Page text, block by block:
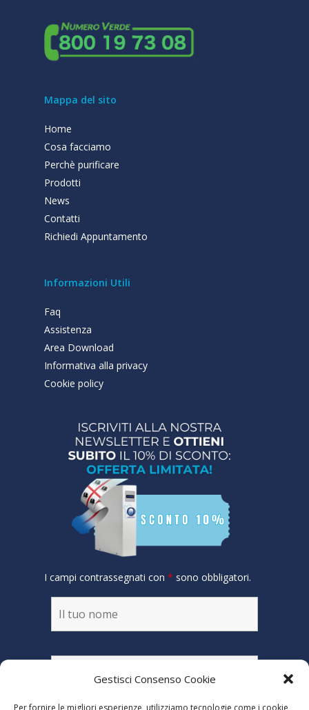
Gestisci Consenso Cookie
Per fornire le migliori esperienze, utilizziamo tecnologie come i cookie
Mappa del sito
Home
Cosa facciamo
Perchè purificare
Prodotti
News
Contatti
Richiedi Appuntamento
Informazioni Utili
Faq
Assistenza
Area Download
Informativa alla privacy
Cookie policy
I campi contrassegnati con * sono obbligatori.